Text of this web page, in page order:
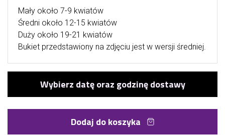
Mały około 7-9 kwiatów
Średni około 12-15 kwiatów
Duży około 19-21 kwiatów
Bukiet przedstawiony na zdjęciu jest w wersji średniej.
Dodaj do koszyka